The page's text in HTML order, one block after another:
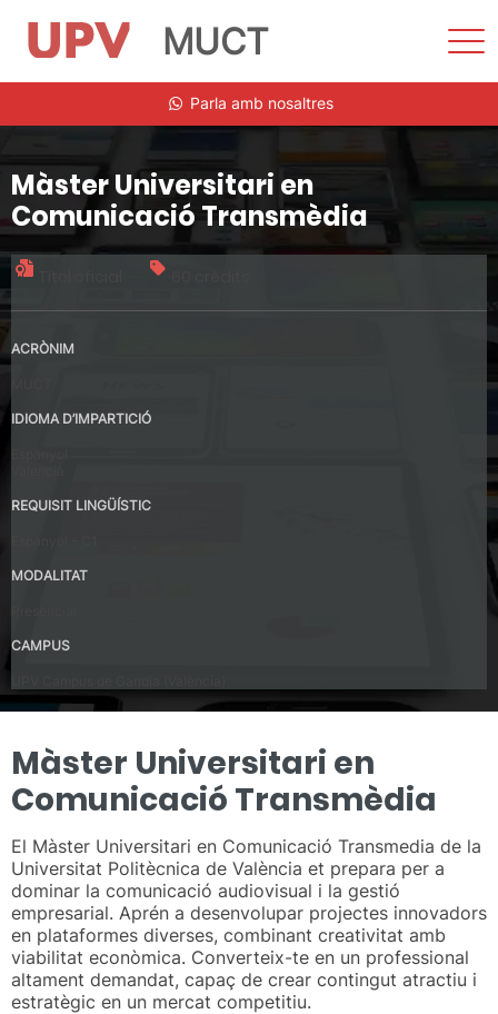
MUCT
Parla amb nosaltres
Màster Universitari en
Comunicació Transmèdia
ACRÒNIM
IDIOMA D’IMPARTICIÓ
REQUISIT LINGÜÍSTIC
MODALITAT
CAMPUS
Màster Universitari en
Comunicació Transmèdia
El Màster Universitari en Comunicació Transmedia de la
Universitat Politècnica de València et prepara per a
dominar la comunicació audiovisual i la gestió
empresarial. Aprén a desenvolupar projectes innovadors
en plataformes diverses, combinant creativitat amb
viabilitat econòmica. Converteix-te en un professional
altament demandat, capaç de crear contingut atractiu i
estratègic en un mercat competitiu.